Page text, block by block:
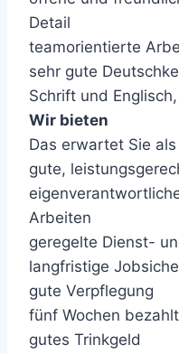
Detail
teamorientierte
sehr gute
Schrift und
Wir bieten
Das erwartet Sie
gute,
Arbeiten
geregelte Dienst-
langfristige
gute Verpflegung
fünf Wochen
gutes Trinkgeld